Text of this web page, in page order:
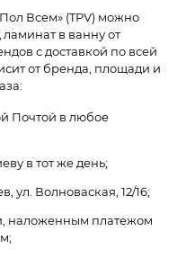
Всем» (TPV) можно
в ванну от
с доставкой по всей
от бренда, площади и
Почтой в любое
в тот же день;
ул. Волноваская, 12/16;
наложенным платежом